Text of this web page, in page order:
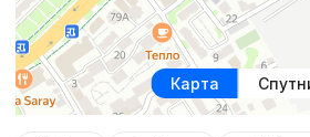
Карта